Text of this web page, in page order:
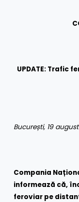
UPDATE: Trafic
București, 19
Compania
informează că,
feroviar pe